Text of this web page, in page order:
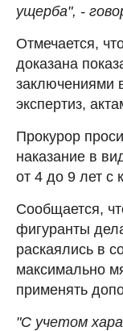
ущерба", -
Отмечается,
доказана
заключениями
экспертиз,
Прокурор
наказание в
от 4 до 9 лет с
Сообщается,
фигуранты
раскаялись в
максимально
применять
"С учетом